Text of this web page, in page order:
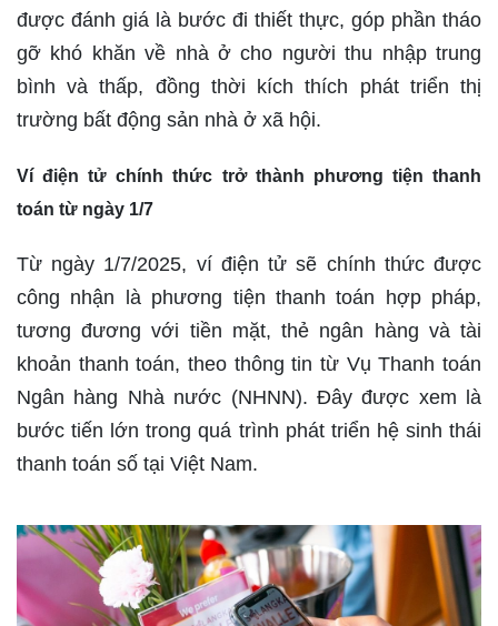
được đánh giá là bước đi thiết thực, góp phần tháo
gỡ khó khăn về nhà ở cho người thu nhập trung
bình và thấp, đồng thời kích thích phát triển thị
trường bất động sản nhà ở xã hội.
Ví điện tử chính thức trở thành phương tiện thanh
toán từ ngày 1/7
Từ ngày 1/7/2025, ví điện tử sẽ chính thức được
công nhận là phương tiện thanh toán hợp pháp,
tương đương với tiền mặt, thẻ ngân hàng và tài
khoản thanh toán, theo thông tin từ Vụ Thanh toán
Ngân hàng Nhà nước (NHNN). Đây được xem là
bước tiến lớn trong quá trình phát triển hệ sinh thái
thanh toán số tại Việt Nam.